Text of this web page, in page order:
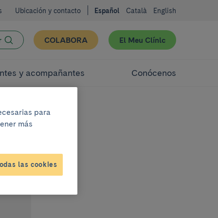
Ubicación y contacto Español Català English
COLABORA El Meu Clínic
y acompañantes Conócenos
para
más
las cookies